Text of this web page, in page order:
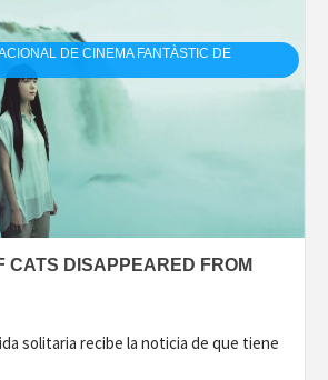
DE CINEMA FANTÀSTIC DE
CATS DISAPPEARED FROM
solitaria recibe la noticia de que tiene